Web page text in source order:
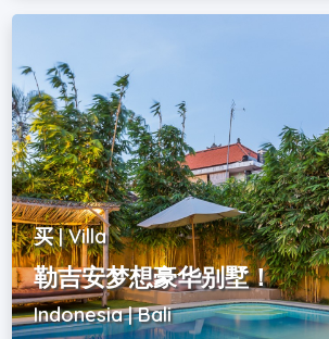
买 | Villa
勒吉安梦想豪华别墅！
Indonesia | Bali